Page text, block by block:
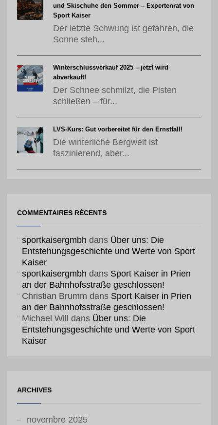
und Skischuhe den Sommer – Expertenrat von
Sport Kaiser
Der letzte Schwung ist gefahren, die
Sonne steh...
Winterschlussverkauf 2025 – jetzt wird
abverkauft!
Der Schnee schmilzt, die Pisten
schließen – für...
LVS-Kurs: Gut vorbereitet für den Ernstfall!
Die winterliche Bergwelt ist
faszinierend, aber...
COMMENTAIRES RÉCENTS
sportkaisergmbh dans Über uns: Die
Entstehungsgeschichte und Werte von Sport
Kaiser
sportkaisergmbh dans Sport Kaiser in Prien
an der Bahnhofsstraße geschlossen!
Christian Brumm dans Sport Kaiser in Prien
an der Bahnhofsstraße geschlossen!
Michael Will dans Über uns: Die
Entstehungsgeschichte und Werte von Sport
Kaiser
ARCHIVES
novembre 2025